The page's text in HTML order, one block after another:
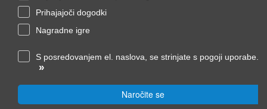
Prihajajoči dogodki
Nagradne igre
S posredovanjem el. naslova, se strinjate s pogoji uporabe.
»
Naročite se